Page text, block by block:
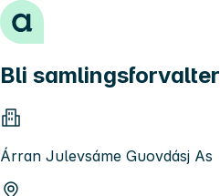
Hopp til innhold
Bli
Árran Julevsáme Guovdásj As